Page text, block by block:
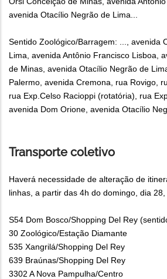
avenida Otacílio Negrão de Lima...
Sentido Zoológico/Barragem: ..., avenida
Lima, avenida Antônio Francisco Lisboa,
de Minas, avenida Otacílio Negrão de
Palermo, avenida Cremona, rua Rovigo,
rua Exp.Celso Racioppi (rotatória), rua
avenida Dom Orione, avenida Otacílio
Transporte coletivo
Haverá necessidade de alteração de
linhas, a partir das 4h do domingo, dia
S54 Dom Bosco/Shopping Del Rey
30 Zoológico/Estação Diamante
535 Xangrilá/Shopping Del Rey
639 Braúnas/Shopping Del Rey
3302 A Nova Pampulha/Centro